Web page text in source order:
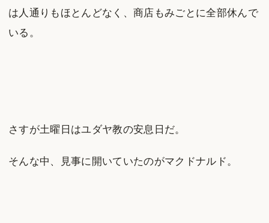
は人通りもほとんどなく、商店もみごとに全部休んで
いる。
さすが土曜日はユダヤ教の安息日だ。
そんな中、見事に開いていたのがマクドナルド。